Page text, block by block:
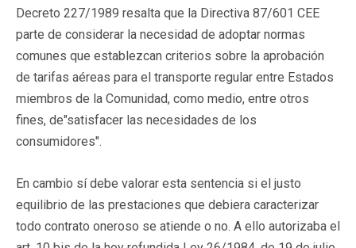
Decreto 227/1989 resalta que la Directiva 87/601 CEE
parte de considerar la necesidad de adoptar normas
comunes que establezcan criterios sobre la aprobación
de tarifas aéreas para el transporte regular entre Estados
miembros de la Comunidad, como medio, entre otros
fines, de"satisfacer las necesidades de los
consumidores".
En cambio sí debe valorar esta sentencia si el justo
equilibrio de las prestaciones que debiera caracterizar
todo contrato oneroso se atiende o no. A ello autorizaba el